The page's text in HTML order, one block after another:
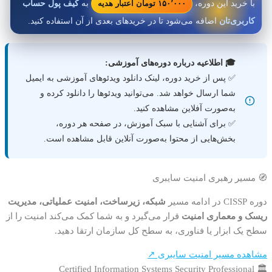
با خرید این دوره، ۱۵۰٬۰۰۰ تومان اعتبار هدیه به کیف پول حساب
کاربری‌تاناضافه می‌شود تا در خریدهای بعدی از آن استفاده کنید.
🎓 اطلاعیه درباره دوره‌های آموزشی:
✅ پس از خرید دوره، لینک دانلود ویدئوهای آموزشی به ایمیل
شما ارسال خواهد شد. می‌توانید ویدئوها را دانلود کرده و
به‌صورت آفلاین مشاهده کنید.
✅ برای آشنایی با سبک آموزش، در صفحه هر دوره،
بخش‌هایی از محتوا به‌صورت آنلاین قابل مشاهده است.
🧭 مسیر رهبری امنیت سایبری
دوره CISSP در ادامه مسیر
شبکه، زیرساخت، امنیت عملیاتی، مدیریت
ریسک و معماری امنیت قرار می‌گیرد و به شما کمک می‌کند امنیت را از
سطح یک ابزار یا فناوری، به سطح کل سازمان ارتقا دهید.
مشاهده مسیر امنیت سایبری ↗
🏛️ Certified Information Systems Security Professional